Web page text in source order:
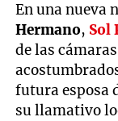
En una nueva
Hermano, Sol
de las
futura esposa
su llamativo